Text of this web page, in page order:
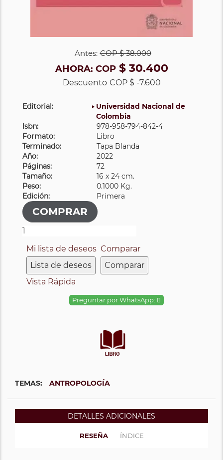
Antes: COP$ 38.000
AHORA: COP$ 30.400
Descuento COP $ -7.600
Editorial:
Universidad Nacional de
Colombia
Isbn:
978-958-794-842-4
Formato:
Libro
Terminado:
Tapa Blanda
Año:
2022
Páginas:
72
Tamaño:
16 x 24 cm.
Peso:
0.1000 Kg.
Edición:
Primera
Mi lista de deseos
Lista de deseos
Comparar
Comparar
Vista Rápida
Preguntar por WhatsApp:
TEMAS: ANTROPOLOGÍA
DETALLES ADICIONALES
RESEÑA ÍNDICE